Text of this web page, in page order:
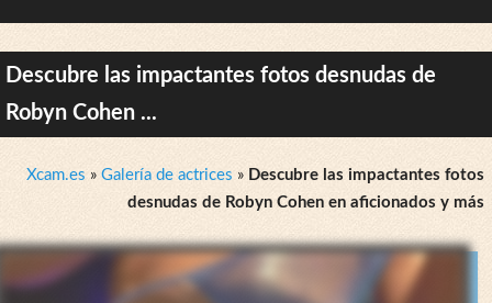
Descubre las impactantes fotos desnudas de
Robyn Cohen ...
Xcam.es » Galería de actrices » Descubre las impactantes fotos
desnudas de Robyn Cohen en aficionados y más